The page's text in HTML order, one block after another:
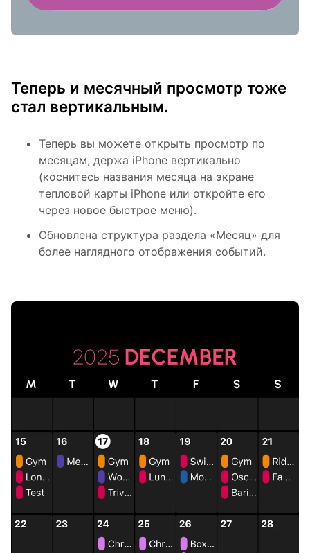
Теперь и месячный просмотр тоже
стал вертикальным.
Теперь вы можете открыть просмотр по
месяцам, держа iPhone вертикально
(коснитесь названия месяца на экране
тепловой карты iPhone или откройте его
через новое быстрое меню).
Обновлена ​​структура раздела «Месяц» для
более наглядного отображения событий.